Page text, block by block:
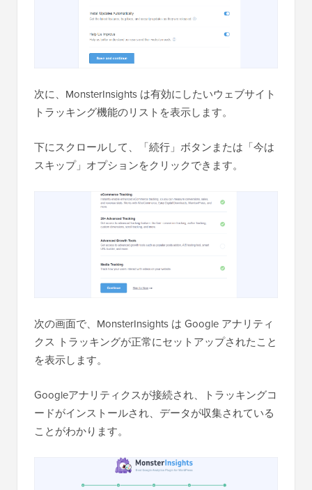
次に、MonsterInsights は有効にしたいウェブサイト
トラッキング機能のリストを表示します。
下にスクロールして、「続行」ボタンまたは「今は
スキップ」オプションをクリックできます。
次の画面で、MonsterInsights は Google アナリティ
クス トラッキングが正常にセットアップされたこと
を表示します。
Googleアナリティクスが接続され、トラッキングコ
ードがインストールされ、データが収集されている
ことがわかります。